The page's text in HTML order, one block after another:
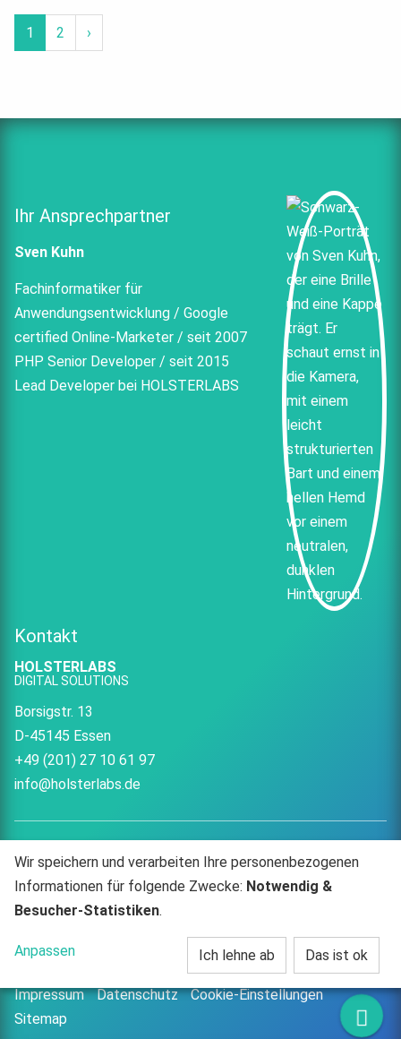
1 2 ›
Ihr Ansprechpartner
Sven Kuhn
Fachinformatiker für
Anwendungsentwicklung / Google
certified Online-Marketer / seit 2007
PHP Senior Developer / seit 2015
Lead Developer bei HOLSTERLABS
Kontakt
HOLSTERLABS
DIGITAL SOLUTIONS
Borsigstr. 13
D-45145 Essen
+49 (201) 27 10 61 97
info@holsterlabs.de
HOLSTERLABS
auf
HOLSTERLABS
auf
© HOLSTERLABS | Digital Solutions 2015-2026
Impressum
Datenschutz
Cookie-Einstellungen
Sitemap
Wir speichern und verarbeiten Ihre personenbezogenen
Informationen für folgende Zwecke: Notwendig &
Besucher-Statistiken.
Anpassen Ich lehne ab Das ist ok